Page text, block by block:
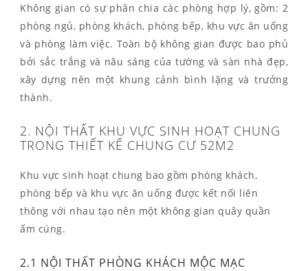
Không gian có sự phân chia các phòng hợp lý, gồm: 2
phòng ngủ, phòng khách, phòng bếp, khu vực ăn uống
và phòng làm việc. Toàn bộ không gian được bao phủ
bởi sắc trắng và nâu sáng của tường và sàn nhà đẹp,
xây dựng nên một khung cảnh bình lặng và trưởng
thành.
2. NỘI THẤT KHU VỰC SINH HOẠT CHUNG
TRONG THIẾT KẾ CHUNG CƯ 52M2
Khu vực sinh hoạt chung bao gồm phòng khách,
phòng bếp và khu vực ăn uống được kết nối liên
thông với nhau tạo nên một không gian quây quần
ấm cúng.
2.1 NỘI THẤT PHÒNG KHÁCH MỘC MẠC